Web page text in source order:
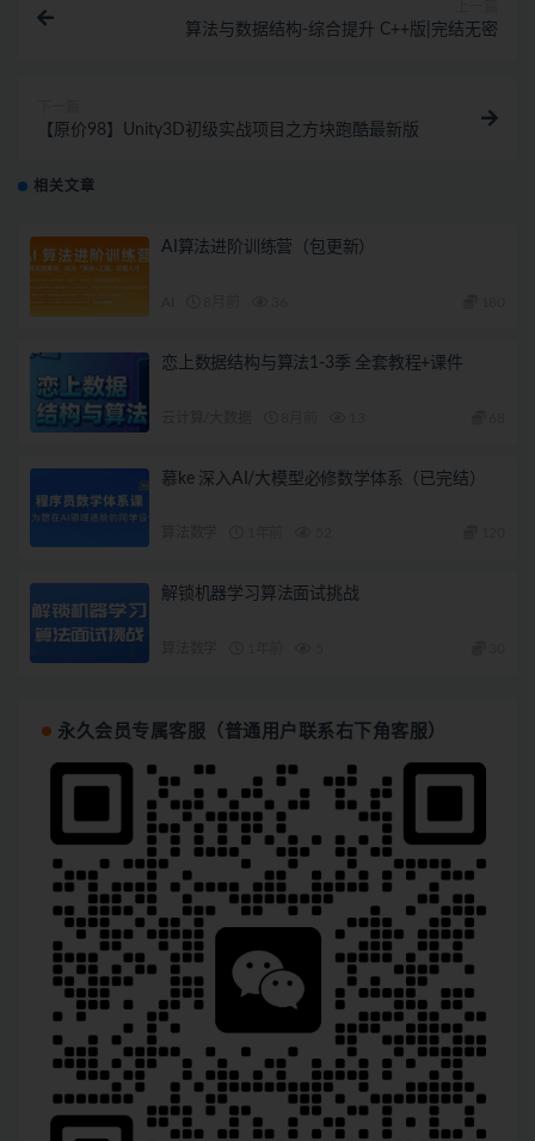
算法与数据结构-综合提升 C++版|完结无密
【原价98】Unity3D初级实战项目之方块跑酷最新版
相关文章
AI算法进阶训练营（包更新）
恋上数据结构与算法1-3季 全套教程+课件
慕ke 深入AI/大模型必修数学体系（已完结）
解锁机器学习算法面试挑战
永久会员专属客服（普通用户联系右下角客服）